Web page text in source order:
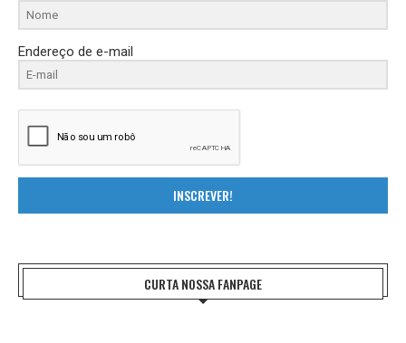
Endereço de e-mail
INSCREVER!
CURTA NOSSA FANPAGE